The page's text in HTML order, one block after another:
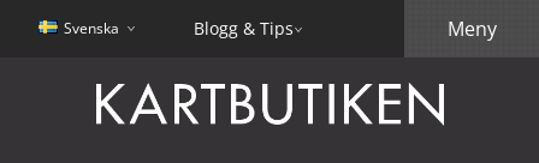
Svenska Blogg & Tips Meny